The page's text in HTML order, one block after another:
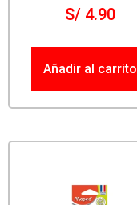
S/4.90
Añadir al carrito